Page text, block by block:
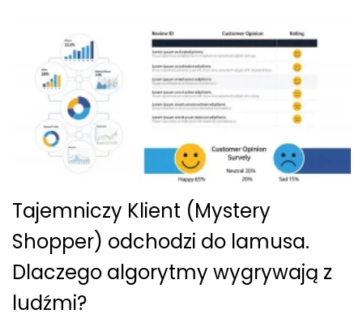
Tajemniczy Klient (Mystery
Shopper) odchodzi do lamusa.
Dlaczego algorytmy wygrywają z
ludźmi?